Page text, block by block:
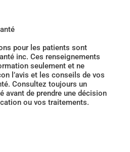
pour les patients sont
inc. Ces renseignements
seulement et ne
l’avis et les conseils de vos
Consultez toujours un
avant de prendre une décision
ou vos traitements.